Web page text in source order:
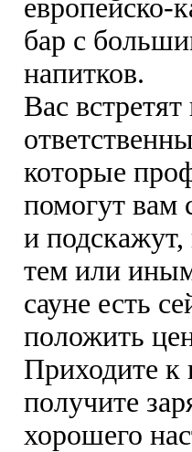
европейско-
бар с
напитков.
Вас
которые
помогут вам
и подскажут,
тем или
сауне есть
положить
Приходите к
получите
хорошего